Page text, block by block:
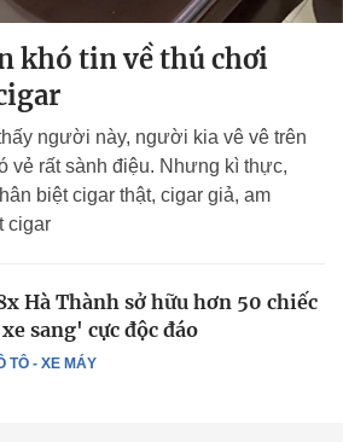
khó tin về thú chơi
người này, người kia vê vê trên
vẻ rất sành điệu. Nhưng kì thực,
biệt cigar thật, cigar giả, am
cigar
TÔ - XE MÁY
Hà Thành sở hữu hơn 50 chiếc
sang' cực độc đáo